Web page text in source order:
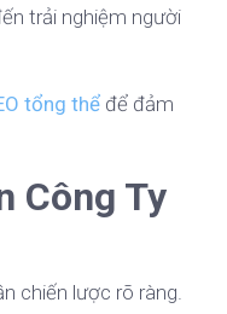
trải nghiệm người
tổng thể để đảm
Công Ty
chiến lược rõ ràng.